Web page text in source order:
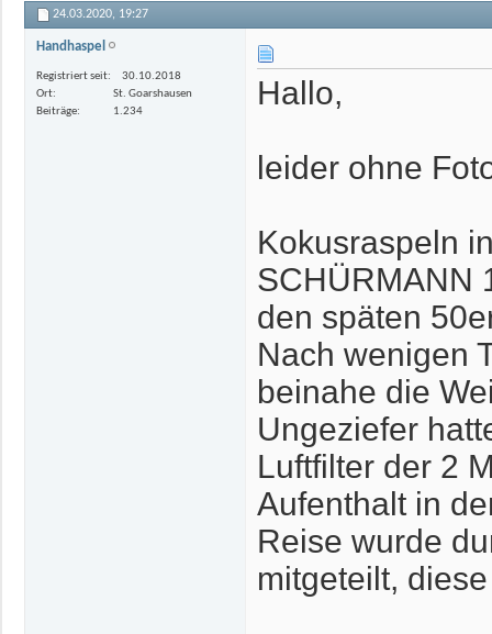
24.03.2020, 19:27
Handhaspel
Registriert seit
30.10.2018
Ort
St. Goarshausen
Beiträge
1.234
Hallo,
leider ohne
Kokusraspeln
SCHÜRMANN
den späten
Nach wenigen
beinahe die
Ungeziefer
Luftfilter der 2
Aufenthalt in
Reise wurde
mitgeteilt,